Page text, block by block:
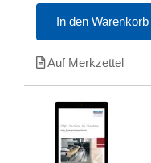
In den Warenkorb
Auf Merkzettel